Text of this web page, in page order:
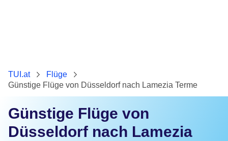
TUI.at
Flüge
Günstige Flüge von Düsseldorf nach Lamezia Terme
Günstige Flüge von
Düsseldorf nach Lamezia